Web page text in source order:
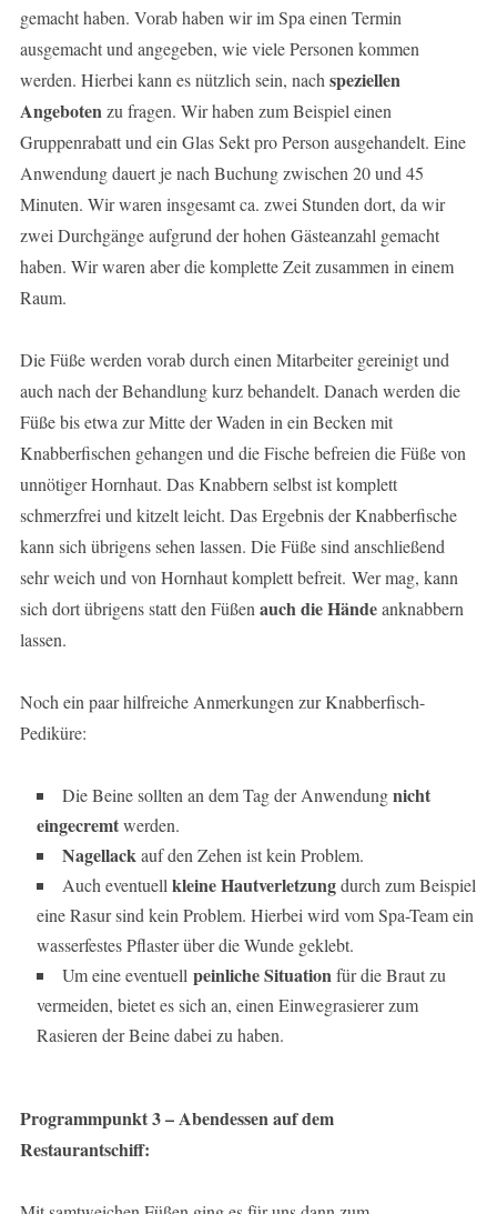
gemacht haben. Vorab haben wir im Spa einen Termin
ausgemacht und angegeben, wie viele Personen kommen
werden. Hierbei kann es nützlich sein, nach speziellen
Angebotenzu fragen. Wir haben zum Beispiel einen
Gruppenrabatt und ein Glas Sekt pro Person ausgehandelt. Eine
Anwendung dauert je nach Buchung zwischen 20 und 45
Minuten. Wir waren insgesamt ca. zwei Stunden dort, da wir
zwei Durchgänge aufgrund der hohen Gästeanzahl gemacht
haben. Wir waren aber die komplette Zeit zusammen in einem
Raum.
Die Füße werden vorab durch einen Mitarbeiter gereinigt und
auch nach der Behandlung kurz behandelt. Danach werden die
Füße bis etwa zur Mitte der Waden in ein Becken mit
Knabberfischen gehangen und die Fische befreien die Füße von
unnötiger Hornhaut. Das Knabbern selbst ist komplett
schmerzfrei und kitzelt leicht. Das Ergebnis der Knabberfische
kann sich übrigens sehen lassen. Die Füße sind anschließend
sehr weich und von Hornhaut komplett befreit. Wer mag, kann
sich dort übrigens statt den Füßen auch die Händeanknabbern
lassen.
Noch ein paar hilfreiche Anmerkungen zur Knabberfisch-
Pediküre:
Die Beine sollten an dem Tag der Anwendungnicht
eingecremtwerden.
Nagellackauf den Zehen ist kein Problem.
Auch eventuell kleine Hautverletzungdurch zum Beispiel
eine Rasur sind kein Problem. Hierbei wird vom Spa-Team ein
wasserfestes Pflaster über die Wunde geklebt.
Um eine eventuell peinliche Situationfür die Braut zu
vermeiden, bietet es sich an, einen Einwegrasierer zum
Rasieren der Beine dabei zu haben.
Programmpunkt 3 – Abendessen auf dem
Restaurantschiff: